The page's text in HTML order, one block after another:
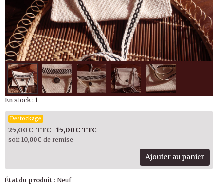
En stock : 1
Destockage
25,00€ TTC 15,00€ TTC
soit 10,00€ de remise
Ajouter au panier
État du produit : Neuf